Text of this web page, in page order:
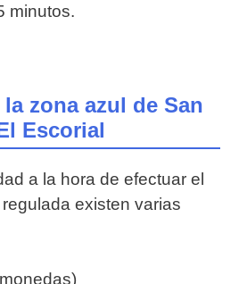
minutos.
zona azul de San
Escorial
a la hora de efectuar el
existen varias